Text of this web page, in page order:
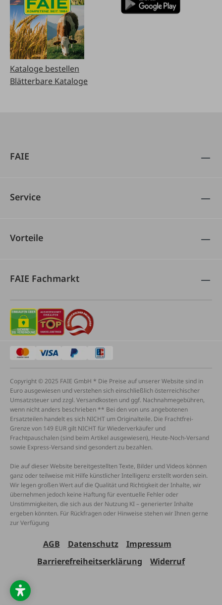
Kataloge bestellen
Blätterbare Kataloge
FAIE
Service
Vorteile
FAIE Fachmarkt
Copyright © 2025 FAIE GmbH * Die Preise auf unserer Website sind in
Euro ausgewiesen und verstehen sich einschließlich österreichischer
Umsatzsteuer und zzgl. Versandkosten und ggf. Nachnahmegebühren,
wenn nicht anders beschrieben ** Bei den von uns angebotenen
Ersatzteilen handelt es sich NICHT um Originalteile. Die Frachtfrei-
Grenze von 149 EUR gilt NICHT für Wiederverkäufer und
Frachtpauschalen (sind beim Artikel ausgewiesen), Heute-Noch-Versand
sowie Express-Versand sind gesondert zu bezahlen.
Die auf dieser Website bereitgestellten Texte, Bilder und Videos können
ganz oder teilweise mit Hilfe künstlicher Intelligenz erstellt worden sein.
Wir legen großen Wert auf die Qualität und Richtigkeit der Inhalte, wir
übernehmen jedoch keine Haftung für eventuelle Fehler oder
Unstimmigkeiten, die sich aus der Nutzung KI – generierter Inhalte
ergeben könnten. Für Rückfragen oder Hinweise stehen wir Ihnen gerne
zur Verfügung
AGB Datenschutz
Impressum
Barrierefreiheitserklärung
Widerruf